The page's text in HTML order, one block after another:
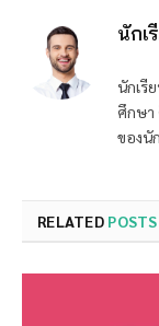
นักเ
นักเรี
ศึกษา
ของนั
RELATED POSTS